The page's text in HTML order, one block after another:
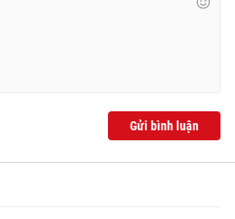
Gửi bình luận